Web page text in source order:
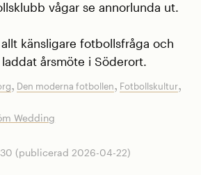
vågar se annorlunda ut.
känsligare fotbollsfråga och
årsmöte i Söderort.
, Den moderna fotbollen, Fotbollskultur,
Wedding
(publicerad 2026-04-22)